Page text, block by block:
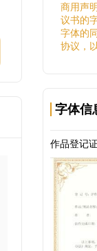
商用声
议书的
字体的
协议，
字体信
作品登记